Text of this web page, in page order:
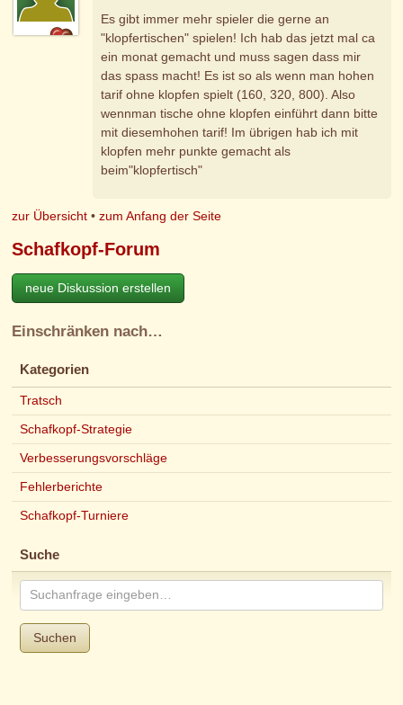
Es gibt immer mehr spieler die gerne an
"klopfertischen" spielen! Ich hab das jetzt mal ca
ein monat gemacht und muss sagen dass mir
das spass macht! Es ist so als wenn man hohen
tarif ohne klopfen spielt (160, 320, 800). Also
wennman tische ohne klopfen einführt dann bitte
mit diesemhohen tarif! Im übrigen hab ich mit
klopfen mehr punkte gemacht als
beim"klopfertisch"
zur Übersicht •zum Anfang der Seite
Schafkopf-Forum
neue Diskussion erstellen
Einschränken nach…
Kategorien
Tratsch
Schafkopf-Strategie
Verbesserungsvorschläge
Fehlerberichte
Schafkopf-Turniere
Suche
Suchen